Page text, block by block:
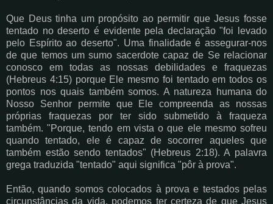
Que Deus tinha um propósito ao permitir que Jesus fosse
tentado no deserto é evidente pela declaração "foi levado
pelo Espírito ao deserto". Uma finalidade é assegurar-nos
de que temos um sumo sacerdote capaz de Se relacionar
conosco em todas as nossas debilidades e fraquezas
(Hebreus 4:15) porque Ele mesmo foi tentado em todos os
pontos nos quais também somos. A natureza humana do
Nosso Senhor permite que Ele compreenda as nossas
próprias fraquezas por ter sido submetido à fraqueza
também. "Porque, tendo em vista o que ele mesmo sofreu
quando tentado, ele é capaz de socorrer aqueles que
também estão sendo tentados" (Hebreus 2:18). A palavra
grega traduzida "tentado" aqui significa "pôr à prova".
Então, quando somos colocados à prova e testados pelas
circunstâncias da vida, podemos ter certeza de que Jesus